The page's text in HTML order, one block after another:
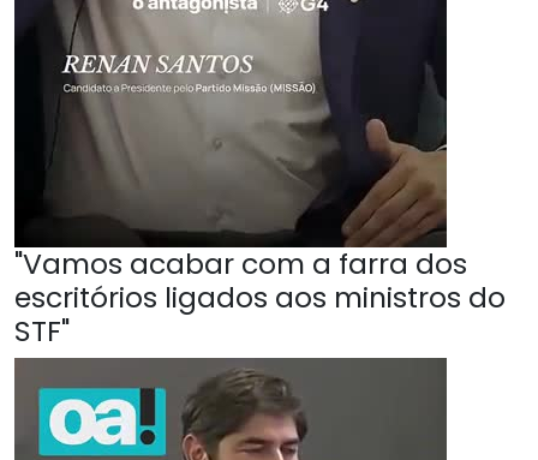
"Vamos acabar com a farra dos
escritórios ligados aos ministros do
STF"